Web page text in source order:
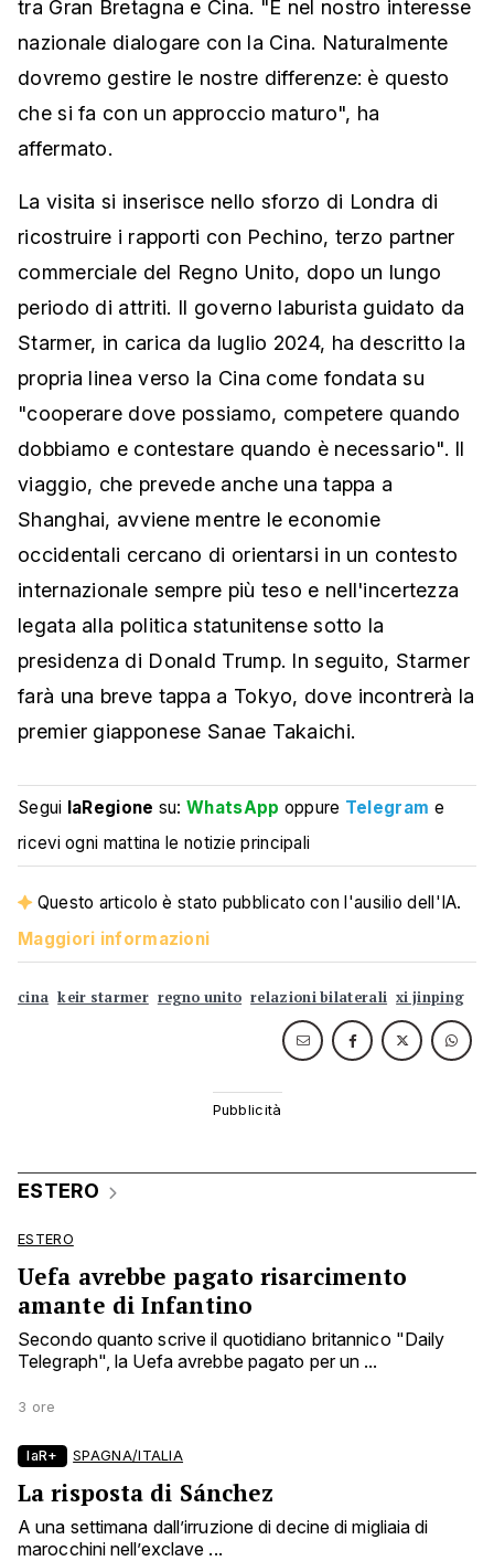
tra Gran Bretagna e Cina. "È nel nostro interesse
nazionale dialogare con la Cina. Naturalmente
dovremo gestire le nostre differenze: è questo
che si fa con un approccio maturo", ha
affermato.
La visita si inserisce nello sforzo di Londra di
ricostruire i rapporti con Pechino, terzo partner
commerciale del Regno Unito, dopo un lungo
periodo di attriti. Il governo laburista guidato da
Starmer, in carica da luglio 2024, ha descritto la
propria linea verso la Cina come fondata su
"cooperare dove possiamo, competere quando
dobbiamo e contestare quando è necessario". Il
viaggio, che prevede anche una tappa a
Shanghai, avviene mentre le economie
occidentali cercano di orientarsi in un contesto
internazionale sempre più teso e nell'incertezza
legata alla politica statunitense sotto la
presidenza di Donald Trump. In seguito, Starmer
farà una breve tappa a Tokyo, dove incontrerà la
premier giapponese Sanae Takaichi.
Segui laRegione su:WhatsApp oppure Telegram e
ricevi ogni mattina le notizie principali
Questo articolo è stato pubblicato con l'ausilio dell'IA.
Maggiori informazioni
cina keir starmer regno unito relazioni bilaterali xi jinping
ESTERO
ESTERO
Uefa avrebbe pagato risarcimento
amante di Infantino
Secondo quanto scrive il quotidiano britannico "Daily
Telegraph", la Uefa avrebbe pagato per un ...
3 ore
laR+ SPAGNA/ITALIA
La risposta di Sánchez
A una settimana dall’irruzione di decine di migliaia di
marocchini nell’exclave ...